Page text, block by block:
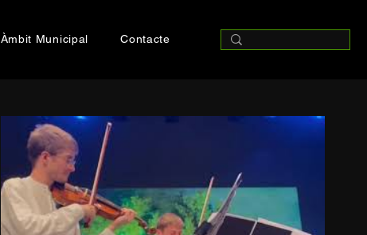
Àmbit Municipal Contacte